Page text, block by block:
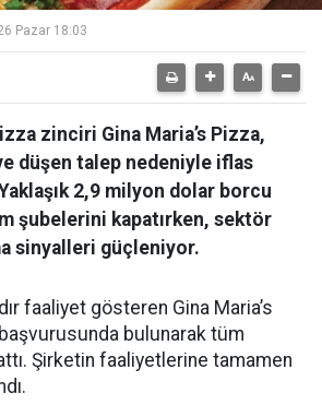
Pazar 18:03
zinciri Gina Maria’s Pizza,
düşen talep nedeniyle iflas
2,9 milyon dolar borcu
şubelerini kapatırken, sektör
sinyalleri güçleniyor.
faaliyet gösteren Gina Maria’s
bulunarak tüm
Şirketin faaliyetlerine tamamen